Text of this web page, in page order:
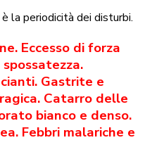
la periodicità dei disturbi.
Eccesso di forza
Gastrite e
Catarro delle
bianco e denso.
Febbri malariche e